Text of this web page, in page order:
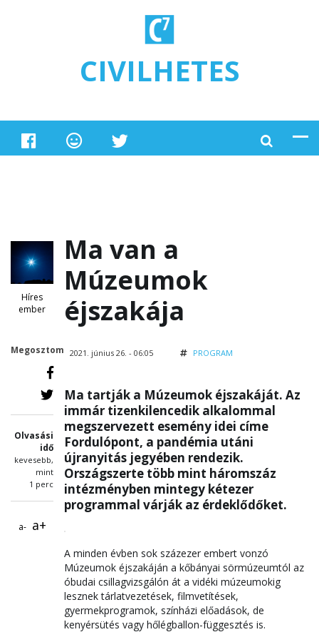
CIVILHETES
Híres
ember
Megosztom
Olvasási
idő
kevesebb,
mint
1 perc
a- a+
Ma van a
Múzeumok
éjszakája
2021. június 26. - 06:05 PROGRAM
Ma tartják a Múzeumok éjszakáját. Az
immár tizenkilencedik alkalommal
megszervezett esemény idei címe
Fordulópont, a pandémia utáni
újranyitás jegyében rendezik.
Országszerte több mint háromszáz
intézményben mintegy kétezer
programmal várják az érdeklődőket.
A minden évben sok százezer embert vonzó
Múzeumok éjszakáján a kőbányai sörmúzeumtól az
óbudai csillagvizsgálón át a vidéki múzeumokig
lesznek tárlatvezetések, filmvetítések,
gyermekprogramok, színházi előadások, de
kenyérsütés vagy hőlégballon-függesztés is.